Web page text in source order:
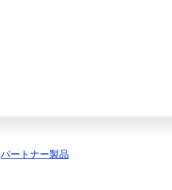
パートナー製品